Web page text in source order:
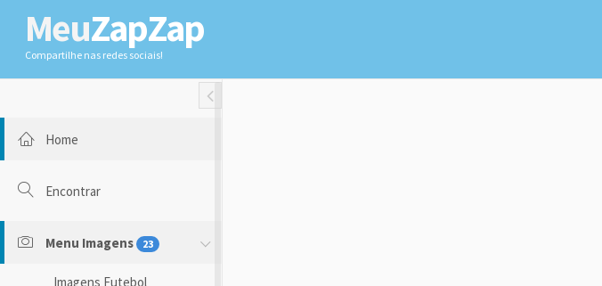
MeuZapZap
Compartilhe nas redes sociais!
Toggle Fullwidth
Home
Encontrar
Menu Imagens 23
Imagens Futebol